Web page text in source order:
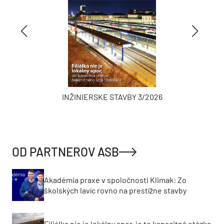
INŽINIERSKE STAVBY 3/2026
OD PARTNEROV ASB
Akadémia praxe v spoločnosti Klimak: Zo
školských lavíc rovno na prestížne stavby